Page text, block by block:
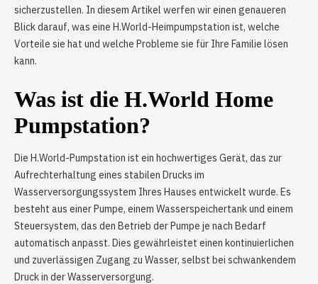
sicherzustellen. In diesem Artikel werfen wir einen genaueren
Blick darauf, was eine H.World-Heimpumpstation ist, welche
Vorteile sie hat und welche Probleme sie für Ihre Familie lösen
kann.
Was ist die H.World Home
Pumpstation?
Die H.World-Pumpstation ist ein hochwertiges Gerät, das zur
Aufrechterhaltung eines stabilen Drucks im
Wasserversorgungssystem Ihres Hauses entwickelt wurde. Es
besteht aus einer Pumpe, einem Wasserspeichertank und einem
Steuersystem, das den Betrieb der Pumpe je nach Bedarf
automatisch anpasst. Dies gewährleistet einen kontinuierlichen
und zuverlässigen Zugang zu Wasser, selbst bei schwankendem
Druck in der Wasserversorgung.